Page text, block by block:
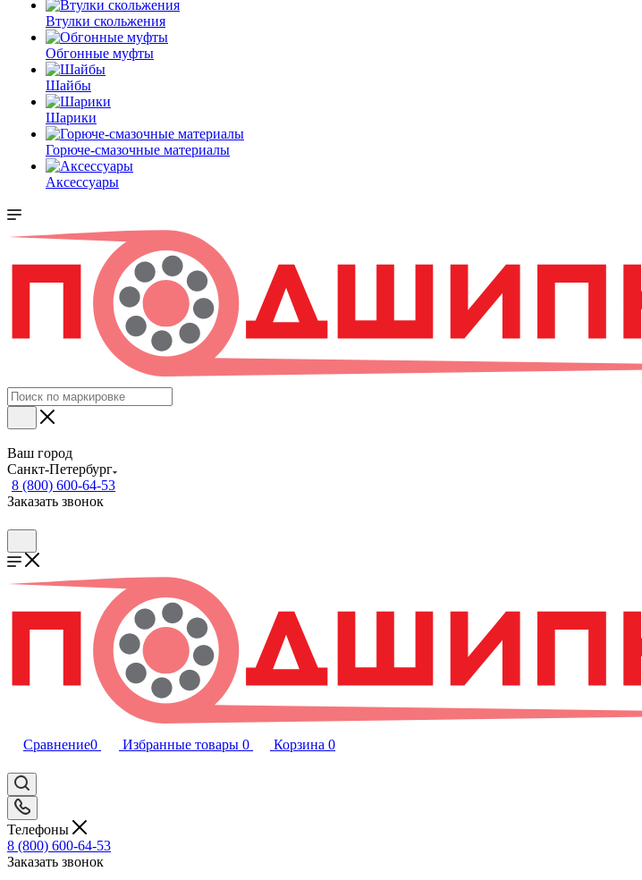
Втулки скольжения
Обгонные муфты
Шайбы
Шарики
Горюче-смазочные материалы
Аксессуары
Ваш город
Санкт-Петербург
8 (800) 600-64-53
Заказать звонок
Сравнение0 Избранные товары 0 Корзина 0
Телефоны
8 (800) 600-64-53
Заказать звонок